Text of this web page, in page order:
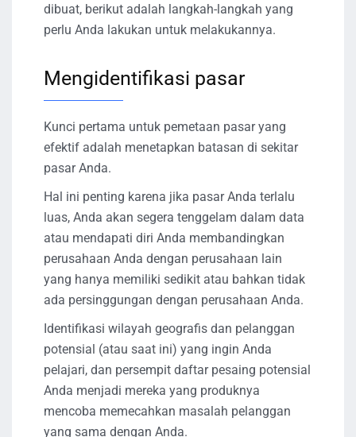
dibuat, berikut adalah langkah-langkah yang
perlu Anda lakukan untuk melakukannya.
Mengidentifikasi pasar
Kunci pertama untuk pemetaan pasar yang
efektif adalah menetapkan batasan di sekitar
pasar Anda.
Hal ini penting karena jika pasar Anda terlalu
luas, Anda akan segera tenggelam dalam data
atau mendapati diri Anda membandingkan
perusahaan Anda dengan perusahaan lain
yang hanya memiliki sedikit atau bahkan tidak
ada persinggungan dengan perusahaan Anda.
Identifikasi wilayah geografis dan pelanggan
potensial (atau saat ini) yang ingin Anda
pelajari, dan persempit daftar pesaing potensial
Anda menjadi mereka yang produknya
mencoba memecahkan masalah pelanggan
yang sama dengan Anda.